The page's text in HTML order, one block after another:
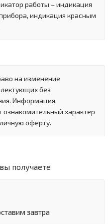
работы – индикация
индикация красным
на изменение
без
Информация,
характер
оферту.
получаете
завтра